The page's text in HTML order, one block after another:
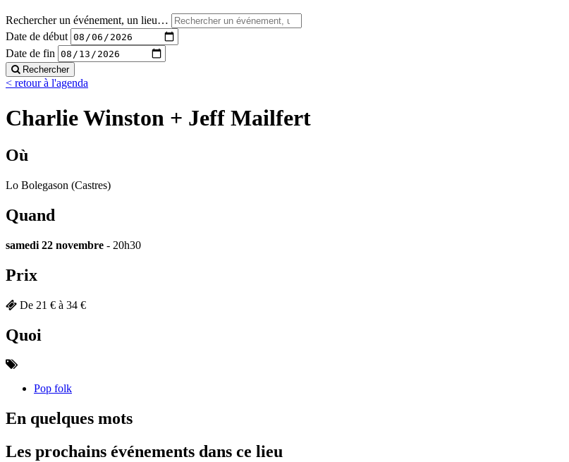
Rechercher un événement, un lieu…
Date de début
Date de fin
Rechercher
< retour à l'agenda
Charlie Winston + Jeff Mailfert
Où
Lo Bolegason (Castres)
Quand
samedi 22 novembre - 20h30
Prix
De 21 € à 34 €
Quoi
Pop folk
En quelques mots
Les prochains événements dans ce lieu